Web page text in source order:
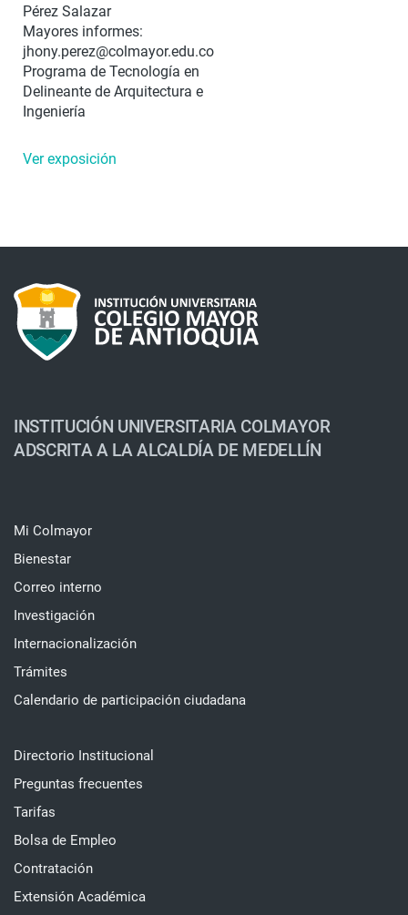
Pérez Salazar
Mayores informes:
jhony.perez@colmayor.edu.co
Programa de Tecnología en
Delineante de Arquitectura e
Ingeniería
Ver exposición
INSTITUCIÓN UNIVERSITARIA COLMAYOR
ADSCRITA A LA ALCALDÍA DE MEDELLÍN
Mi Colmayor
Bienestar
Correo interno
Investigación
Internacionalización
Trámites
Calendario de participación ciudadana
Directorio Institucional
Preguntas frecuentes
Tarifas
Bolsa de Empleo
Contratación
Extensión Académica